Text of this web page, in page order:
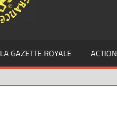
LA GAZETTE ROYALE ACTION